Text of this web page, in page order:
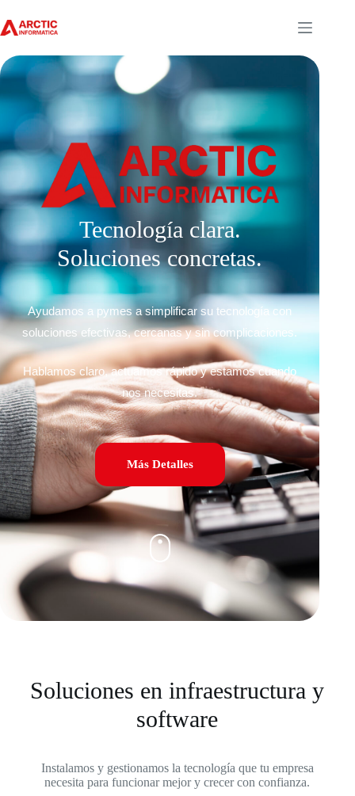
Tecnología clara.
Soluciones concretas.
Ayudamos a pymes a simplificar su tecnología con
soluciones efectivas, cercanas y sin complicaciones.
Hablamos claro, actuamos rápido y estamos cuando
nos necesitas.
Más Detalles
Soluciones en infraestructura y
software
Instalamos y gestionamos la tecnología que tu empresa
necesita para funcionar mejor y crecer con confianza.